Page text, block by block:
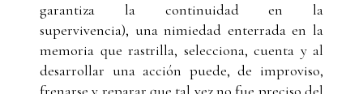
garantiza la continuidad en la
supervivencia), una nimiedad enterrada en la
memoria que rastrilla, selecciona, cuenta y al
desarrollar una acción puede, de improviso,